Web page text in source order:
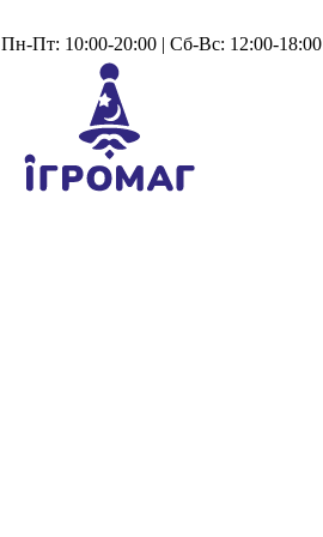
Пн-Пт: 10:00-20:00 | Сб-Вс: 12:00-18:00